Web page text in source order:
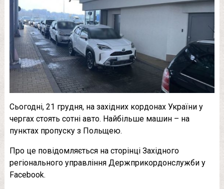
Сьогодні, 21 грудня, на західних кордонах України у
чергах стоять сотні авто. Найбільше машин – на
пунктах пропуску з Польщею.
Про це повідомляється на сторінці Західного
регіонального управління Держприкордонслужби у
Facebook.